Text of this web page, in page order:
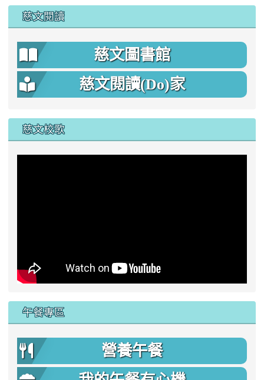
慈文閱讀
慈文圖書館
慈文閱讀(Do)家
慈文校歌
午餐專區
營養午餐